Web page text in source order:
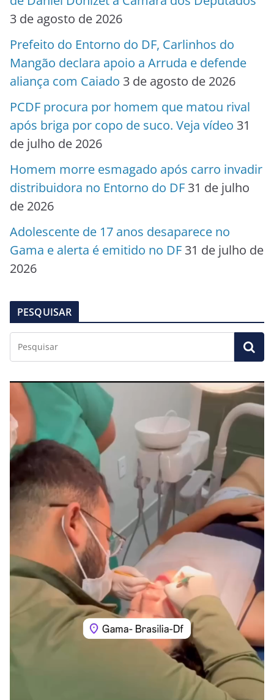
3 de agosto de 2026
Prefeito do Entorno do DF, Carlinhos do
Mangão declara apoio a Arruda e defende
aliança com Caiado 3 de agosto de 2026
PCDF procura por homem que matou rival
após briga por copo de suco. Veja vídeo 31
de julho de 2026
Homem morre esmagado após carro invadir
distribuidora no Entorno do DF 31 de julho
de 2026
Adolescente de 17 anos desaparece no
Gama e alerta é emitido no DF 31 de julho de
2026
PESQUISAR